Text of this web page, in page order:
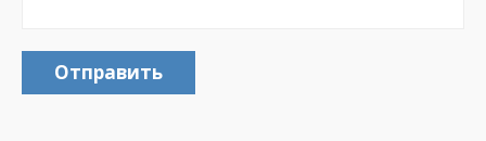
Отправить